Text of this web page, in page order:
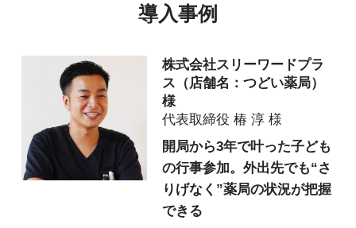
導入事例
株式会社スリーワードプラ
ス（店舗名：つどい薬局）
様
代表取締役 椿 淳 様
開局から3年で叶った子ども
の行事参加。外出先でも“さ
りげなく”薬局の状況が把握
できる